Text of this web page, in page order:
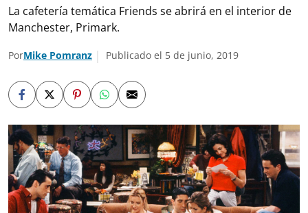
La cafetería temática Friends se abrirá en el interior de
Manchester, Primark.
PorMike Pomranz Publicado el 5 de junio, 2019